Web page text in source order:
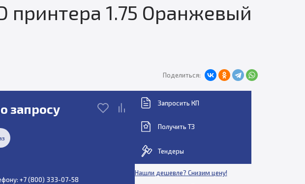
принтера 1.75 Оранжевый
Поделиться:
запросу
+7 (800) 333-07-58
Запросить КП
Получить ТЗ
Тендеры
Нашли дешевле? Снизим цену!